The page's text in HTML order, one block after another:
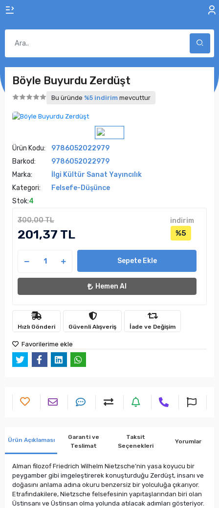
Böyle Buyurdu Zerdüşt
Bu üründe %5 indirim mevcuttur
Ürün Kodu:
9786052022979
Barkod:
9786052022979
Marka:
İlgi Kültür Sanat Yayıncılık
Kategori:
Felsefe-Düşünce
Stok:4
300,00 TL
201,37 TL
indirim
%5
Sepete Ekle
Hemen Al
Hızlı Gönderi Güvenli Alışveriş İade ve Değişim
Favorilerime ekle
Ürün Açıklaması
Garanti ve
Teslimat
Taksit
Seçenekleri
Yorumlar
Alman filozof Friedrich Wilhelm Nietzsche’nin yasa koyucu bir
peygamber gibi imgeleştirerek konuşturduğu Zerdüşt, insanı ve
doğasını anlama adına okuru benzersiz bir yolculuğa çıkarıyor.
Etrafındakilere, Nietzsche felsefesinin yapıtaşlarından biri olan
Üstinsanı ve Üstinsan olma yolunda atılacak adımları gösteriyor.